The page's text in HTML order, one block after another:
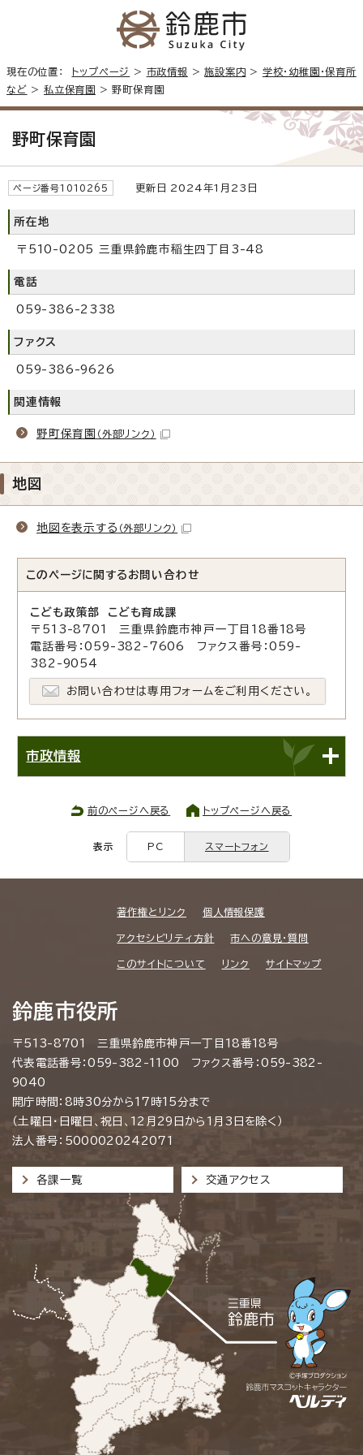
現在の位置： トップページ > 市政情報 >施設案内 > 学校・幼稚園・保育所
など >私立保育園 > 野町保育園
野町保育園
ページ番号1010265 更新日 2024年1月23日
所在地
〒510-0205 三重県鈴鹿市稲生四丁目3-48
電話
059-386-2338
ファクス
059-386-9626
関連情報
野町保育園 （外部リンク）
地図
地図を表示する （外部リンク）
このページに関する お問い合わせ
こども政策部 こども育成課
〒513-8701 三重県鈴鹿市神戸一丁目18番18号
電話番号：059-382-7606 ファクス番号：059-
382-9054
お問い合わせは専用フォームをご利用ください。
市政情報
前のページへ戻る トップページへ戻る
表示 PC スマートフォン
著作権とリンク 個人情報保護
アクセシビリティ方針 市への意見・質問
このサイトについて リンク サイトマップ
鈴鹿市役所
〒513-8701 三重県鈴鹿市神戸一丁目18番18号
代表電話番号：059-382-1100 ファクス番号：059-382-
9040
開庁時間：8時30分から17時15分まで
（土曜日・日曜日、祝日、12月29日から1月3日を除く）
法人番号：5000020242071
各課一覧 交通アクセス